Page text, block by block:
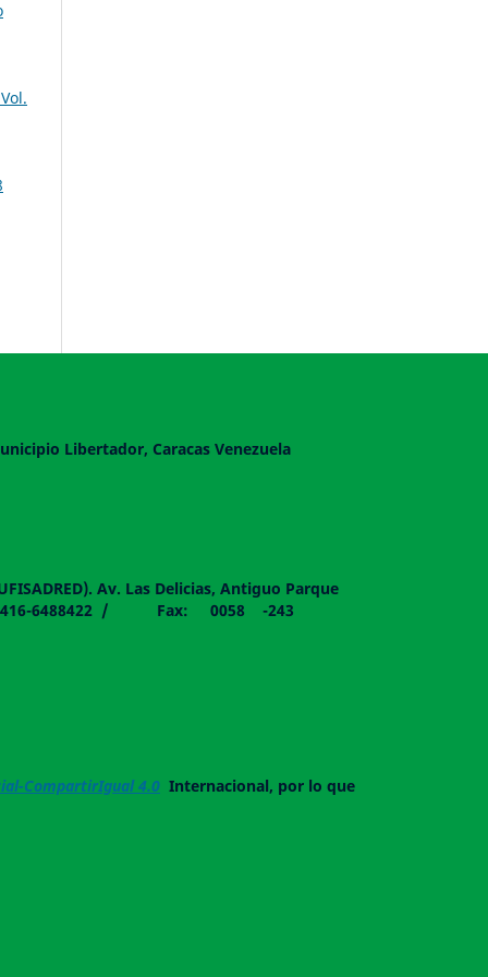
Libertador, Caracas Venezuela
Av. Las Delicias, Antiguo Parque
- 0416-6488422 / Fax: 0058 -243
CompartirIgual 4.0 Internacional, por lo que